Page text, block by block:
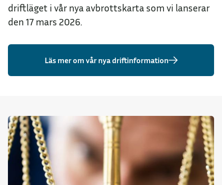
driftläget i vår nya avbrottskarta som vi lanserar
den 17 mars 2026.
Läs mer om vår nya driftinformation